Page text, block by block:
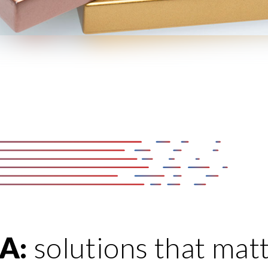
solutions that